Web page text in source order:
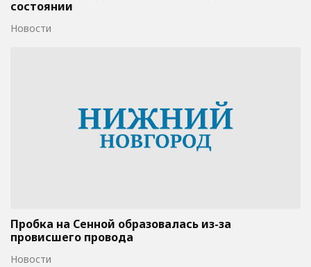
состоянии
Новости
Пробка на Сенной образовалась из-за
провисшего провода
Новости